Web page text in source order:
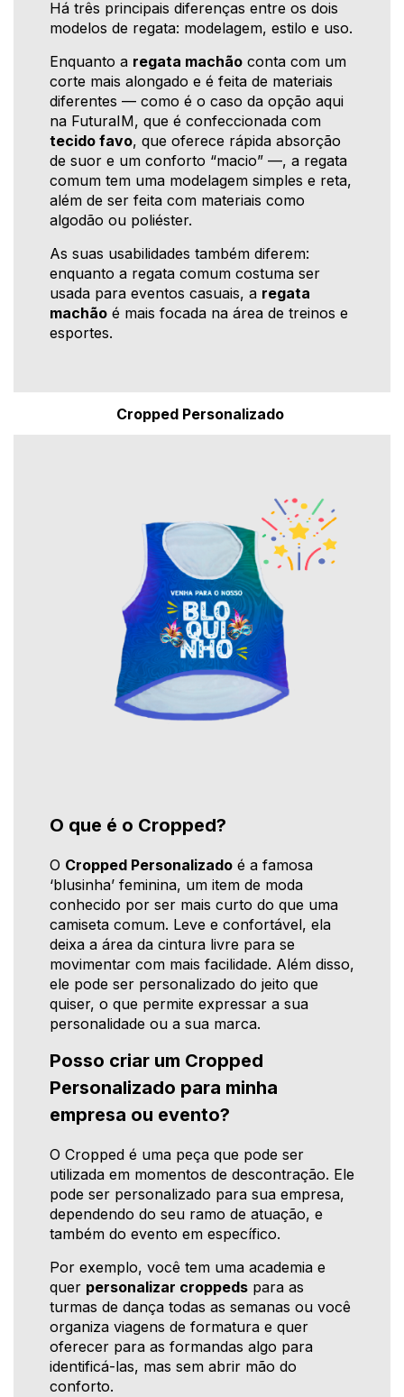
Há três principais diferenças entre os dois
modelos de regata: modelagem, estilo e uso.
Enquanto a regata machão conta com um
corte mais alongado e é feita de materiais
diferentes — como é o caso da opção aqui
na FuturaIM, que é confeccionada com
tecido favo, que oferece rápida absorção
de suor e um conforto “macio” —, a regata
comum tem uma modelagem simples e reta,
além de ser feita com materiais como
algodão ou poliéster.
As suas usabilidades também diferem:
enquanto a regata comum costuma ser
usada para eventos casuais, a regata
machão é mais focada na área de treinos e
esportes.
Cropped Personalizado
O que é o Cropped?
O Cropped Personalizado é a famosa
‘blusinha’ feminina, um item de moda
conhecido por ser mais curto do que uma
camiseta comum. Leve e confortável, ela
deixa a área da cintura livre para se
movimentar com mais facilidade. Além disso,
ele pode ser personalizado do jeito que
quiser, o que permite expressar a sua
personalidade ou a sua marca.
Posso criar um Cropped
Personalizado para minha
empresa ou evento?
O Cropped é uma peça que pode ser
utilizada em momentos de descontração. Ele
pode ser personalizado para sua empresa,
dependendo do seu ramo de atuação, e
também do evento em específico.
Por exemplo, você tem uma academia e
quer personalizar croppeds para as
turmas de dança todas as semanas ou você
organiza viagens de formatura e quer
oferecer para as formandas algo para
identificá-las, mas sem abrir mão do
conforto.